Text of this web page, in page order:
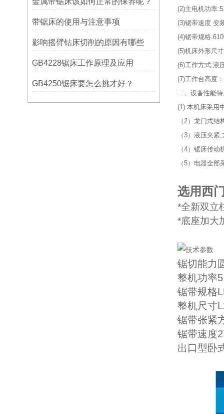
带锯床的使用与注意事项
影响摇臂钻床切削的原因有哪些
GB4228锯床工作原理及应用
GB4250锯床要怎么挑才好？
(2)主电机功率
(3)锯带速度 变
(4)锯带规格
(5)机床外形尺
(6)工作方式:
(7)工作台高度
二、设备性能
(1) 本机床采用
（2）龙门式
（3）液压夹
（4）锯床传
（5）电器全
选用西
*全新双立
*底座加大
锯切能力
整机功率
锯带规格
整机尺寸
锯带张紧
锯带速度
出口型卧